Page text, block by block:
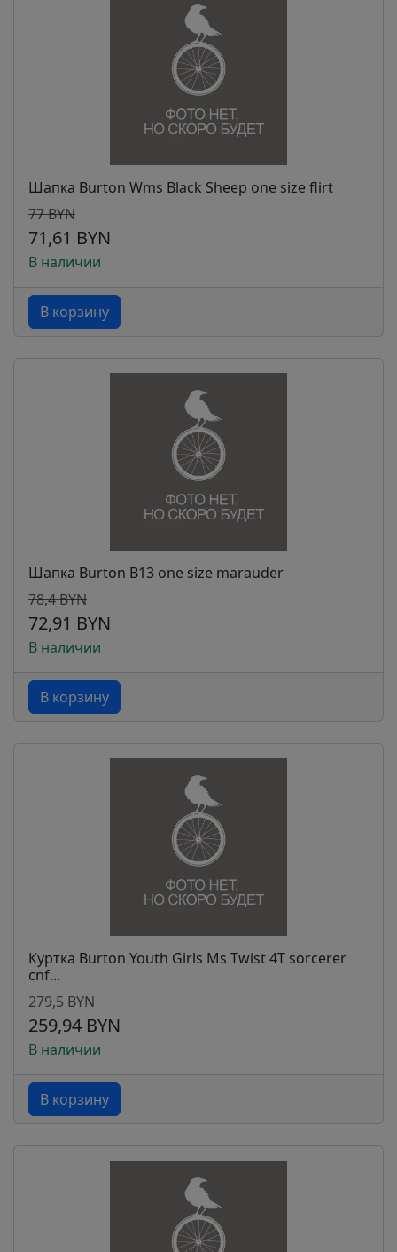
Шапка Burton Wms Black Sheep one size flirt
77 BYN
71,61 BYN
В наличии
В корзину
Шапка Burton B13 one size marauder
78,4 BYN
72,91 BYN
В наличии
В корзину
Куртка Burton Youth Girls Ms Twist 4T sorcerer
cnf...
279,5 BYN
259,94 BYN
В наличии
В корзину